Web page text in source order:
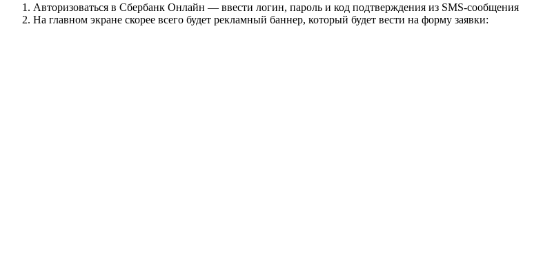
Авторизоваться в Сбербанк Онлайн — ввести логин, пароль и код подтверждения из SMS-сообщения
На главном экране скорее всего будет рекламный баннер, который будет вести на форму заявки: